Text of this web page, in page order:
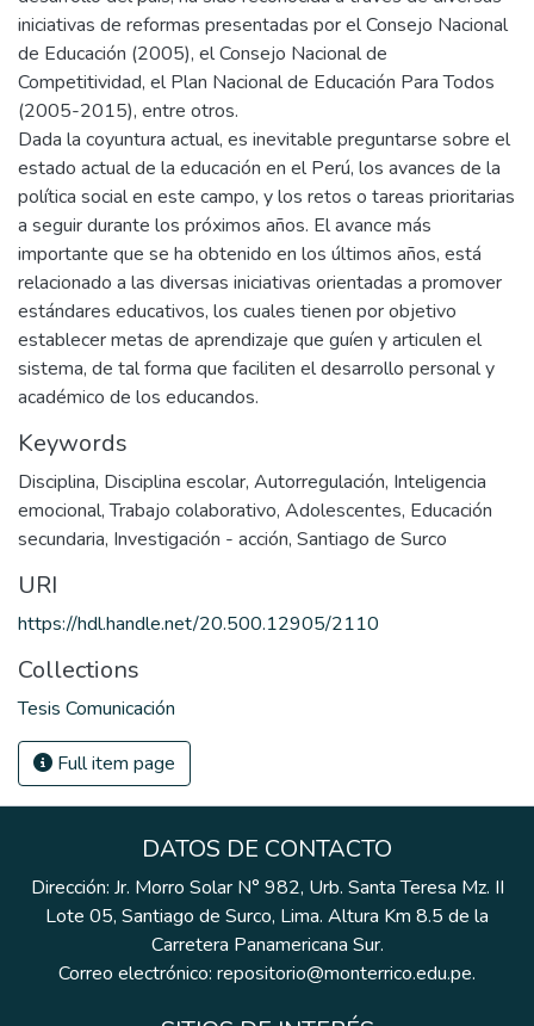
iniciativas de reformas presentadas por el Consejo Nacional
de Educación (2005), el Consejo Nacional de
Competitividad, el Plan Nacional de Educación Para Todos
(2005-2015), entre otros.
Dada la coyuntura actual, es inevitable preguntarse sobre el
estado actual de la educación en el Perú, los avances de la
política social en este campo, y los retos o tareas prioritarias
a seguir durante los próximos años. El avance más
importante que se ha obtenido en los últimos años, está
relacionado a las diversas iniciativas orientadas a promover
estándares educativos, los cuales tienen por objetivo
establecer metas de aprendizaje que guíen y articulen el
sistema, de tal forma que faciliten el desarrollo personal y
académico de los educandos.
Keywords
Disciplina, Disciplina escolar, Autorregulación, Inteligencia
emocional,Trabajo colaborativo, Adolescentes, Educación
secundaria, Investigación - acción, Santiago de Surco
URI
https://hdl.handle.net/20.500.12905/2110
Collections
Tesis Comunicación
Full item page
DATOS DE CONTACTO
Dirección: Jr. Morro Solar N° 982, Urb. Santa Teresa Mz. II
Lote 05, Santiago de Surco, Lima. Altura Km 8.5 de la
Carretera Panamericana Sur.
Correo electrónico: repositorio@monterrico.edu.pe.